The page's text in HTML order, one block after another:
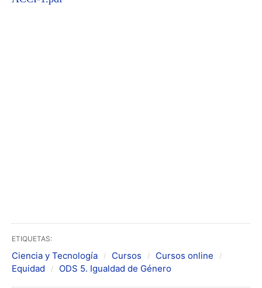
ETIQUETAS:
Ciencia y Tecnología Cursos
Cursos online
Equidad
ODS 5. Igualdad de Género